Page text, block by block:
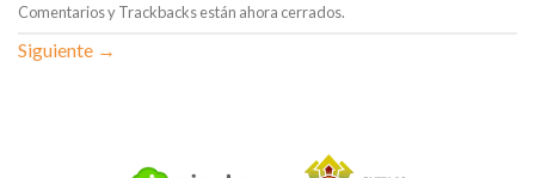
Comentarios y Trackbacks están ahora cerrados.
Siguiente →